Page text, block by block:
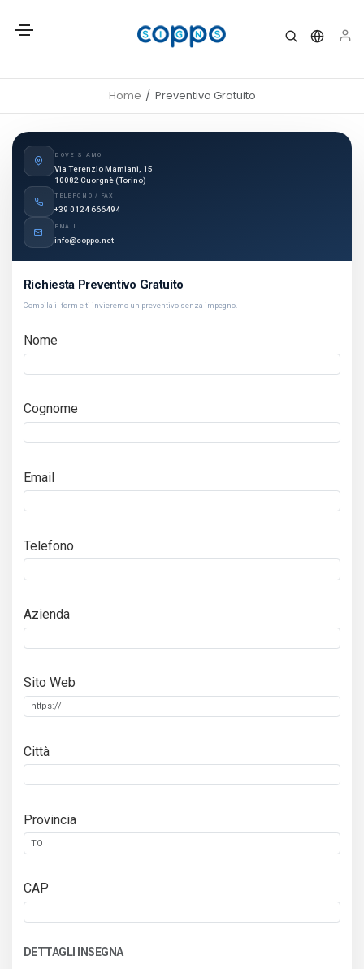
Home Preventivo Gratuito
DOVE SIAMO
Via Terenzio Mamiani, 15
10082 Cuorgnè (Torino)
TELEFONO / FAX
+39 0124 666494
EMAIL
info@coppo.net
Richiesta Preventivo Gratuito
Compila il form e ti invieremo un preventivo senza impegno.
Nome
Cognome
Email
Telefono
Azienda
Sito Web
Città
Provincia
CAP
DETTAGLI INSEGNA